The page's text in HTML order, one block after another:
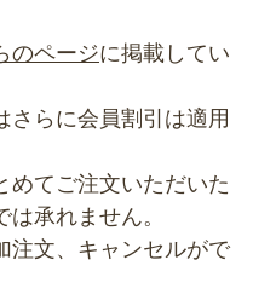
のページに掲載してい
らに会員割引は適用
てご注文いただいた
承れません。
文、キャンセルがで